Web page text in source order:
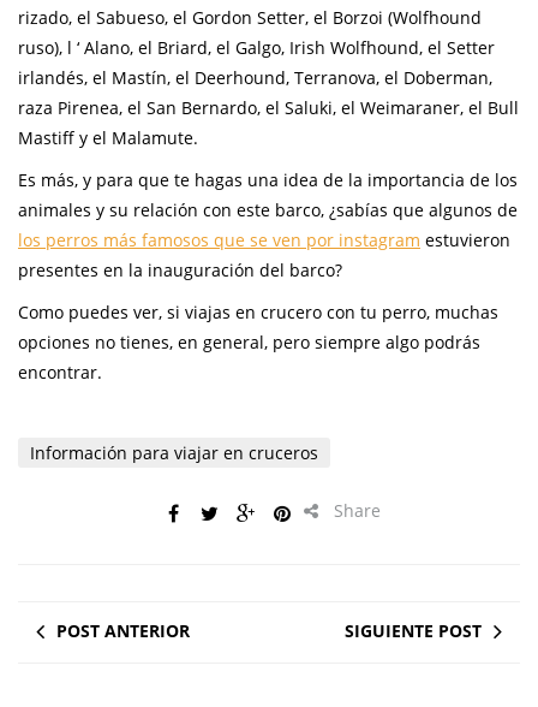
rizado, el Sabueso, el Gordon Setter, el Borzoi (Wolfhound
ruso), l ‘ Alano, el Briard, el Galgo, Irish Wolfhound, el Setter
irlandés, el Mastín, el Deerhound, Terranova, el Doberman,
raza Pirenea, el San Bernardo, el Saluki, el Weimaraner, el Bull
Mastiff y el Malamute.
Es más, y para que te hagas una idea de la importancia de los
animales y su relación con este barco, ¿sabías que algunos de
los perros más famosos que se ven por instagram estuvieron
presentes en la inauguración del barco?
Como puedes ver, si viajas en crucero con tu perro, muchas
opciones no tienes, en general, pero siempre algo podrás
encontrar.
Información para viajar en cruceros
Share
POST ANTERIOR SIGUIENTE POST